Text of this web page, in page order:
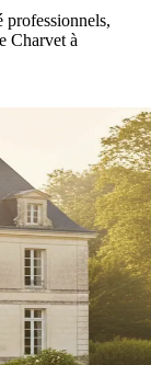
professionnels,
Charvet à